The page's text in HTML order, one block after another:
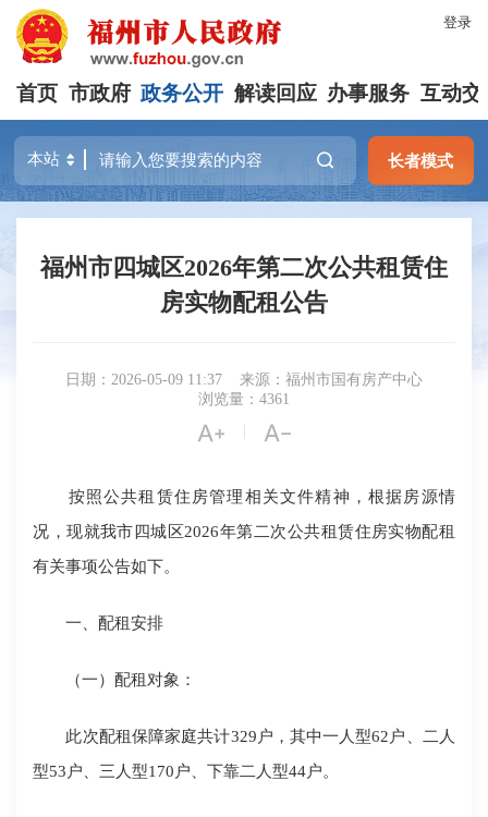
登录
首页 市政府 政务公开 解读回应 办事服务 互动交
长者模式
福州市四城区2026年第二次公共租赁住
房实物配租公告
日期：2026-05-09 11:37
来源：福州市国有房产中心
浏览量：4361
 | 
按照公共租赁住房管理相关文件精神，根据房源情
况，现就我市四城区2026年第二次公共租赁住房实物配租
有关事项公告如下。
一、配租安排
（一）配租对象：
此次配租保障家庭共计329户，其中一人型62户、二人
型53户、三人型170户、下靠二人型44户。